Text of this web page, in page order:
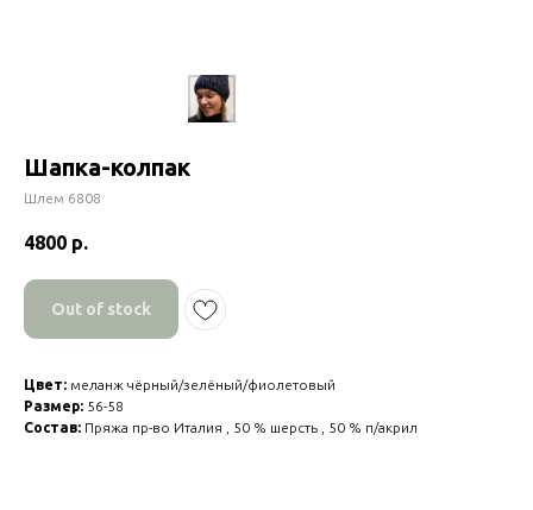
Шапка-колпак
Шлем 6808
4800 р.
Out of stock
Цвет: меланж чёрный/зелёный/фиолетовый
Размер: 56-58
Состав: Пряжа пр-во Италия , 50 % шерсть , 50 % п/акрил